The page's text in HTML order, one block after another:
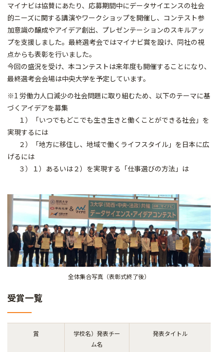
マイナビは協賛にあたり、応募期間中にデータサイエンスの社会
的ニーズに関する講演やワークショップを開催し、コンテスト参
加意識の醸成やアイデア創出、プレゼンテーションのスキルアッ
プを支援しました。最終選考会ではマイナビ賞を設け、同社の視
点からも表彰を行いました。
今回の盛況を受け、本コンテストは来年度も開催することになり、
最終選考会会場は中央大学を予定しています。
※1 労働力人口減少の社会問題に取り組むため、以下のテーマに基
づくアイデアを募集
１）「いつでもどこでも生き生きと働くことができる社会」を
実現するには
２）「地方に移住し、地域で働くライフスタイル」を日本に広
げるには
３）１）あるいは２）を実現する「仕事選びの方法」は
全体集合写真（表彰式終了後）
受賞一覧
賞
学校名）発表チー
ム名
発表タイトル